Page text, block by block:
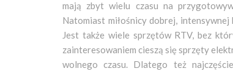
mają zbyt wielu czasu na
Natomiast miłośnicy dobrej,
Jest także wiele sprzętów RTV, bez
zainteresowaniem cieszą się sprzęty
wolnego czasu. Dlatego też